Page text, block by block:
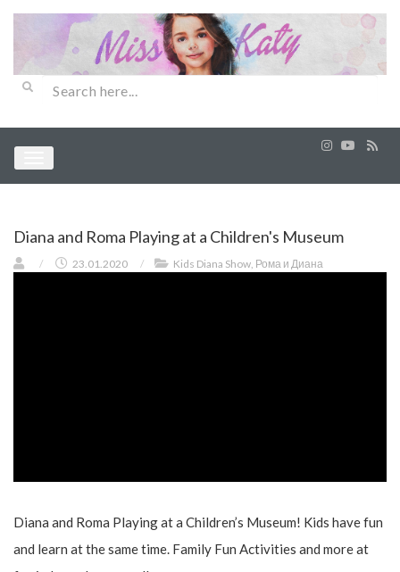
Diana and Roma Playing at a Children's Museum
/ 23.01.2020 / Kids Diana Show, Рома и Диана
Diana and Roma Playing at a Children’s Museum! Kids have fun
and learn at the same time. Family Fun Activities and more at